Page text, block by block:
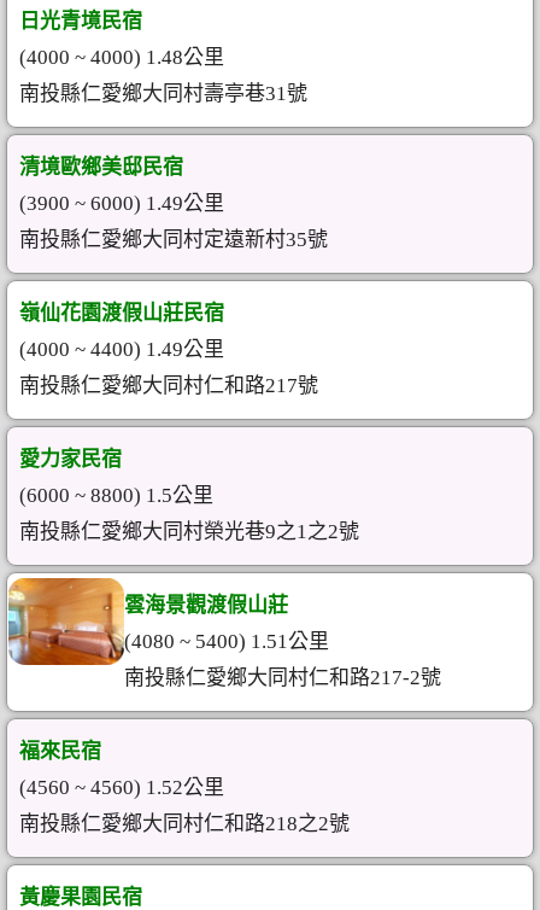
日光青境民宿
(4000 ~ 4000) 1.48公里
南投縣仁愛鄉大同村壽亭巷31號
清境歐鄉美邸民宿
(3900 ~ 6000) 1.49公里
南投縣仁愛鄉大同村定遠新村35號
嶺仙花園渡假山莊民宿
(4000 ~ 4400) 1.49公里
南投縣仁愛鄉大同村仁和路217號
愛力家民宿
(6000 ~ 8800) 1.5公里
南投縣仁愛鄉大同村榮光巷9之1之2號
雲海景觀渡假山莊
(4080 ~ 5400) 1.51公里
南投縣仁愛鄉大同村仁和路217-2號
福來民宿
(4560 ~ 4560) 1.52公里
南投縣仁愛鄉大同村仁和路218之2號
黃慶果園民宿